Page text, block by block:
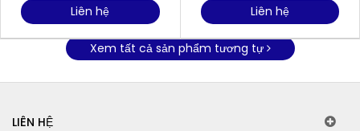
Liên hệ Liên hệ
Xem tất cả sản phẩm tương tự
LIÊN HỆ